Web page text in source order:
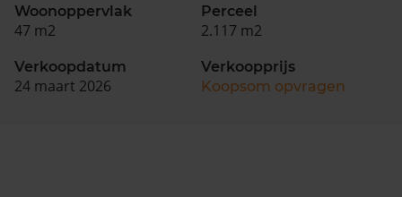
Woonoppervlak
47 m2
Perceel
2.117 m2
Verkoopdatum
24 maart 2026
Verkoopprijs
Koopsom opvragen